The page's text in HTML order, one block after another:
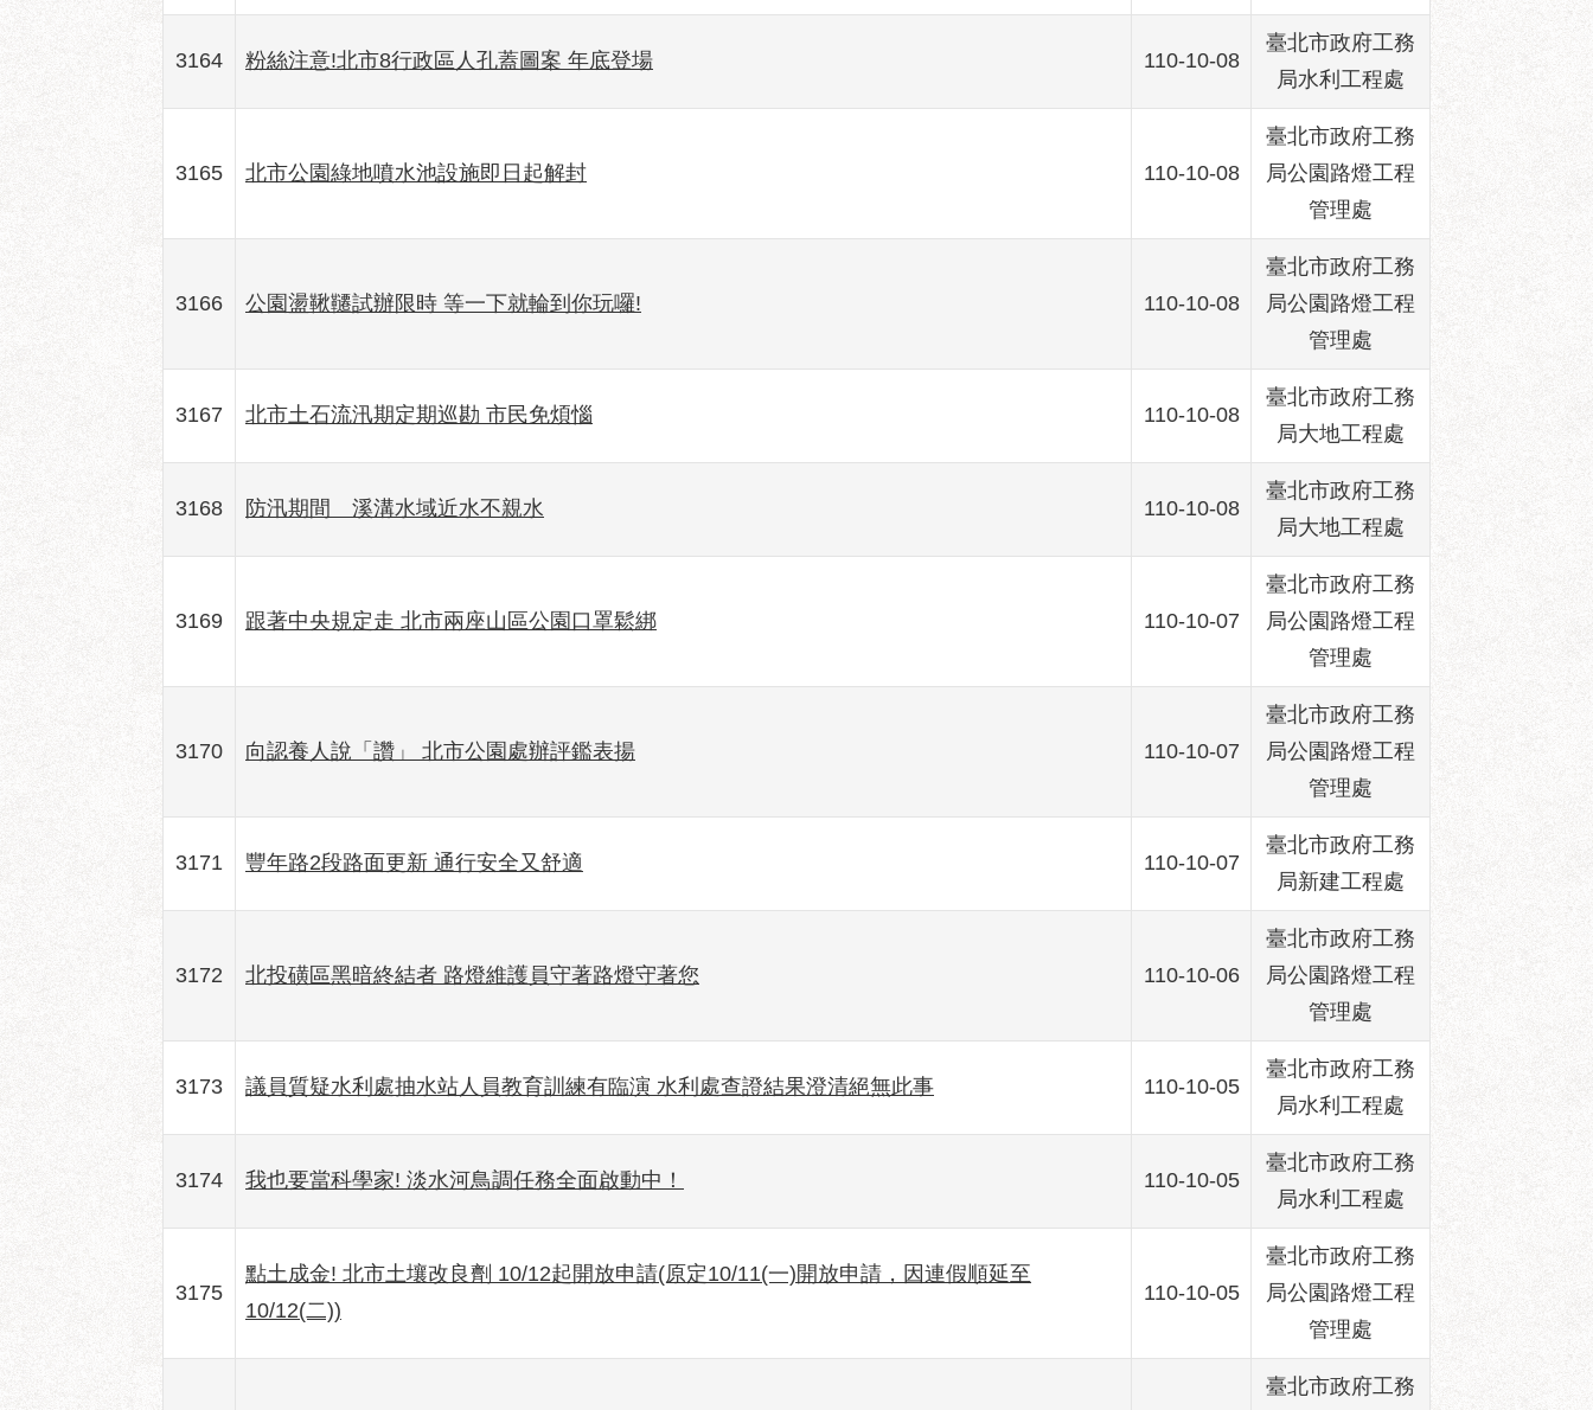
3164 粉絲注意!北市8行政區人孔蓋圖案 年底登場 110-10-08
臺北市政府工務
局水利工程處
3165 北市公園綠地噴水池設施即日起解封 110-10-08
臺北市政府工務
局公園路燈工程
管理處
3166 公園盪鞦韆試辦限時 等一下就輪到你玩囉! 110-10-08
臺北市政府工務
局公園路燈工程
管理處
3167 北市土石流汛期定期巡勘 市民免煩惱 110-10-08
臺北市政府工務
局大地工程處
3168 防汛期間 溪溝水域近水不親水 110-10-08
臺北市政府工務
局大地工程處
3169 跟著中央規定走 北市兩座山區公園口罩鬆綁 110-10-07
臺北市政府工務
局公園路燈工程
管理處
3170 向認養人說「讚」 北市公園處辦評鑑表揚 110-10-07
臺北市政府工務
局公園路燈工程
管理處
3171 豐年路2段路面更新 通行安全又舒適 110-10-07
臺北市政府工務
局新建工程處
3172 北投磺區黑暗終結者 路燈維護員守著路燈守著您 110-10-06
臺北市政府工務
局公園路燈工程
管理處
3173 議員質疑水利處抽水站人員教育訓練有臨演 水利處查證結果澄清絕無此事 110-10-05
臺北市政府工務
局水利工程處
3174 我也要當科學家! 淡水河鳥調任務全面啟動中！ 110-10-05
臺北市政府工務
局水利工程處
3175
點土成金! 北市土壤改良劑 10/12起開放申請(原定10/11(一)開放申請，因連假順延至
10/12(二))
110-10-05
臺北市政府工務
局公園路燈工程
管理處
臺北市政府工務